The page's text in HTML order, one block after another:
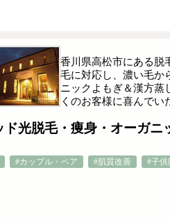
ド光脱毛・痩身・オーガ
#カップル・ペア #肌質改善 #子供
香川県高松市にある
毛に対応し、濃い毛か
ニックよもぎ＆漢方蒸
くのお客様に喜んでい